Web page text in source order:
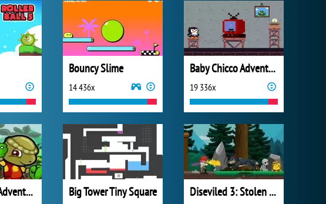
Bouncy Slime
14 436x
Baby Chicco Adventures
19 336x
Dino Squad Adventure Big Tower Tiny Square Diseviled 3: Stolen Kingdom